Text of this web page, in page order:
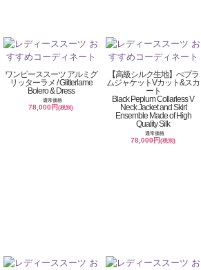
ワンピーススーツ アルミグ
リッターラメ / Glitterlame
Bolero & Dress
通常価格
78,000円(税別)
【高級シルク生地】ぺプラ
ムジャケットVカット&スカ
ート
Black Peplum Collarless V
Neck Jacket and Skirt
Ensemble Made of High
Quality Silk
通常価格
78,000円(税別)